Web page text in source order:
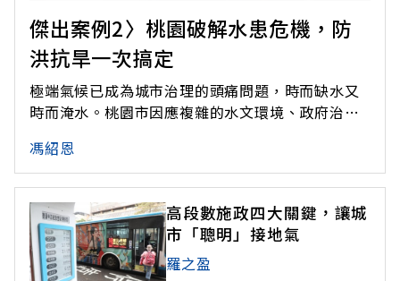
傑出案例2〉桃園破解水患危機，防
洪抗旱一次搞定
極端氣候已成為城市治理的頭痛問題，時而缺水又
時而淹水。桃園市因應複雜的水文環境、政府治理
統」的線上平台。
馮紹恩
高段數施政四大關鍵，讓城
市「聰明」接地氣
羅之盈